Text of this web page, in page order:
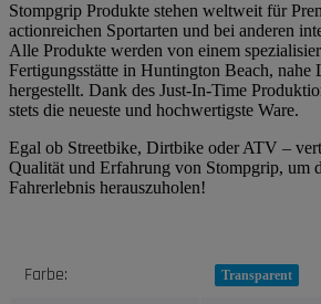
Stompgrip Produkte stehen weltweit für
actionreichen Sportarten und bei anderen
Alle Produkte werden von einem
Fertigungsstätte in Huntington Beach, nahe
hergestellt. Dank des Just-In-Time
stets die neueste und hochwertigste Ware.
Egal ob Streetbike, Dirtbike oder ATV –
Qualität und Erfahrung von Stompgrip, um
Fahrerlebnis herauszuholen!
Produkteigenschaft
Wert
Farbe: Transparent